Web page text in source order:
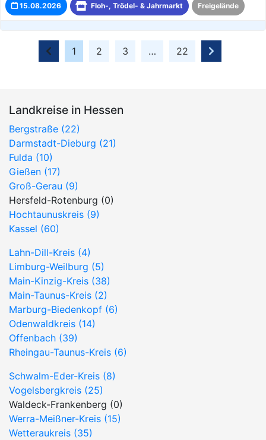
15.08.2026 Floh-, Trödel- & Jahrmarkt Freigelände
1 2 3 … 22
Landkreise in Hessen
Bergstraße (22)
Darmstadt-Dieburg (21)
Fulda (10)
Gießen (17)
Groß-Gerau (9)
Hersfeld-Rotenburg (0)
Hochtaunuskreis (9)
Kassel (60)
Lahn-Dill-Kreis (4)
Limburg-Weilburg (5)
Main-Kinzig-Kreis (38)
Main-Taunus-Kreis (2)
Marburg-Biedenkopf (6)
Odenwaldkreis (14)
Offenbach (39)
Rheingau-Taunus-Kreis (6)
Schwalm-Eder-Kreis (8)
Vogelsbergkreis (25)
Waldeck-Frankenberg (0)
Werra-Meißner-Kreis (15)
Wetteraukreis (35)